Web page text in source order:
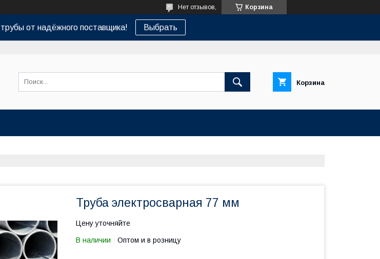
Корзина
Нет отзывов,
от надёжного поставщика! Выбрать
Корзина
Труба электросварная 77 мм
Цену уточняйте
В наличии Оптом и в розницу